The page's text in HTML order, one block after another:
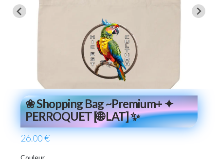
❀ Shopping Bag ~Premium+ ✦
PERROQUET [🌐 LAT] ✨
26.00 €
Couleur